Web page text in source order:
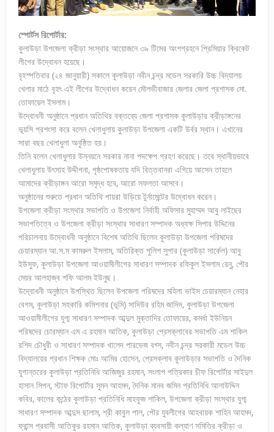
স্পোর্টস রিপোর্টার:
কুলাউড়া উপজেলা ক্রীড়া সংস্থার আয়োজনে ৩৯ টিমের অংশগ্রহনে প্রিমিয়ার ক্রিকেট
লীগের উদ্বোধন হয়েছে।
বৃহস্পতিবার (২৪ জানুয়ারী) সকালে কুলাউড়া নবীন চন্দ্র মডেল সরকারি উচ্চ বিদ্যালয়
খেলার মাঠে বৃহৎ এই লীগের উদ্বোধন করেন মৌলভীবাজার জেলার জেলা প্রশাসক মো.
তোফায়েল ইসলাম।
উদ্বোধনী অনুষ্ঠানে প্রধান অতিথির বক্তব্যে জেলা প্রশাসক কুলাউড়ার ক্রীড়াঙ্গনের
ভূয়সি প্রশংসা করে বলেন খেলাধুলায় কুলাউড়া উপজেলা একটি উর্বর স্থান। এখানের
সারা বছর খেলাধুলা অনুষ্ঠিত হয়।
তিনি বলেন খেলাধুলার উন্নয়নে সরকার নানা পদক্ষেপ গ্রহণ করেছে। তবে স্থানীয়ভাবে
খেলাধুলায় উৎসাহ উদ্দীপনা, পৃষ্ঠপোষকতায় যদি বিত্তবানরা এগিয়ে আসেন তাহলে
আমাদের ক্রীড়াঙ্গন আরো সমৃদ্ধ হবে, আরো সফলতা আসবে।
অনুষ্ঠানের শুরুতে প্রধান অতিথি পায়রা উড়িয়ে টুর্নামেন্টের উদ্বোধন করেন।
উপজেলা ক্রীড়া সংস্থার সভাপতি ও উপজেলা নির্বাহী অফিসার মুহাম্মদ আবু লাইছের
সভাপতিত্বে ও উপজেলা ক্রীড়া সংস্থার সাধারণ সম্পাদক অধ্যক্ষ সিপার উদ্দিনের
পরিচালনায় উদ্বোধনী অনুষ্ঠানে বিশেষ অতিথি ছিলেন কুলাউড়া উপজেলা পরিষদের
চেয়ারম্যান আ.স.ম কামরুল ইসলাম, অতিরিক্ত পুলিশ সুপার (কুলাউড়া সার্কেল) আবু
ইউসুফ, কুলাউড়া উপজেলা আওয়ামীলীগের সাধারণ সম্পাদক রফিকুল ইসলাম রেনু, পৌর
মেয়র আলহাজ্ব শফি আলম ইউনুছ।
উদ্বোধনী অনুষ্ঠানে উপস্থিত ছিলেন উপজেলা পরিষদের মহিলা ভাইস চেয়ারম্যান নেহার
বেগম, কুলাউড়া সহকারি কমিশনার (ভূমি) সাদিউর রহিম জাদিদ, কুলাউড়া উপজেলা
আওয়ামীলীগের যুগ্ম সাধারণ সম্পাদক আব্দুল মুক্তাদির তোফায়ের, কমর্ধা ইউনিয়ন
পরিষদের চোরম্যান এম এ রহমান আতিক, কুলাউড়া প্রেসক্লাবের সভাপতি এম শাকিল
রশিদ চৌধুরী ও সাধারণ সম্পাদক খালেদ পারভেজ বখ্স, নবীন চন্দ্র সরকারী মডেল উচ্চ
বিদ্যালয়ের প্রধান শিক্ষক মোঃ আমির হোসেন, প্রেসক্লাব কুলাউড়ার সভাপতি ও দৈনিক
যুগান্তরের কুলাউড়া প্রতিনিধি আজিজুর রহমান, সংলাপ পত্রিকার চীফ রিপোর্টার সাইদুল
হাসান সিপন, স্টাফ রিপোর্টার সুমন আহমদ, দৈনিক মানব জমিন প্রতিনিধি আলাউদ্দিন
কবির, কালের কন্ঠের কুলাউড়া প্রতিনিধি মাহফুজ শাকিল, উপজেলা ক্রীড়া সংস্থার যুগ্ম
সাধারণ সম্পাদক আব্দুস ছালাম, শ্রী কাবুল পাল, পৌর যুবলীগের আহবায়ক শাহিন আহমদ,
ফ্রান্স প্রবাসী আতিকুর রহমান আতিক, কুলাউড়া ব্যবসায়ী কল্যাণ সমিতির ক্রীড়া ও